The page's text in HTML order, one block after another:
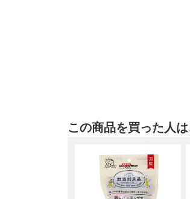
この商品を買った人